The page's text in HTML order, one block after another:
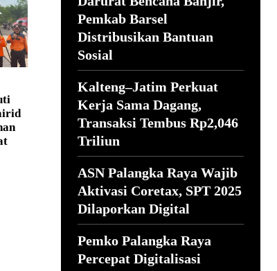
Pemkab Barsel
Distribusikan Bantuan
Sosial
Kalteng–Jatim Perkuat
Kerja Sama Dagang,
Transaksi Tembus Rp2,046
Triliun
ASN Palangka Raya Wajib
Aktivasi Coretax, SPT 2025
Dilaporkan Digital
Pemko Palangka Raya
Percepat Digitalisasi